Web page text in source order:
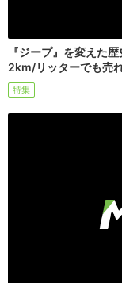
『ジープ』を変えた
2km/リッターでも売
特集